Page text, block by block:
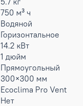
750 м³ ч
Водяной
Горизонтальное
14.2 кВт
1 дюйм
Прямоугольный
300×300 мм
Ecoclima Pro Vent
Нет